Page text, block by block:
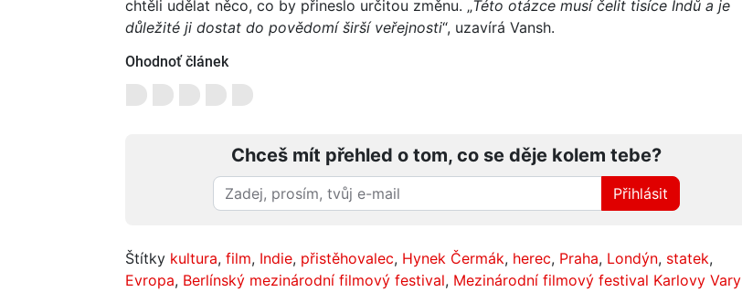
chtěli udělat něco, co by přineslo určitou změnu. „Této otázce musí čelit tisíce Indů a je
důležité ji dostat do povědomí širší veřejnosti“, uzavírá Vansh.
Ohodnoť článek
Chceš mít přehled o tom, co se děje kolem tebe?
Přihlásit
Štítky kultura, film, Indie, přistěhovalec, Hynek Čermák, herec, Praha, Londýn, statek,
Evropa, Berlínský mezinárodní filmový festival, Mezinárodní filmový festival Karlovy Vary